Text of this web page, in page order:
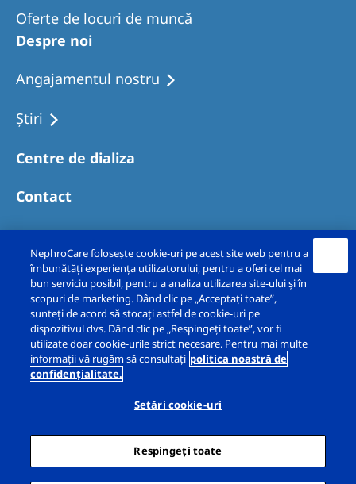
Oferte de locuri de muncă
Despre noi
Angajamentul nostru
Ştiri
Centre de dializa
Contact
Copyright © Fresenius Nephrocare Romania Srl
2026. Toate drepturile rezervate
Politica privind confidențialitatea
Declarație privind modulele cookie
NephroCare folosește cookie-uri pe acest site web pentru a
îmbunătăți experiența utilizatorului, pentru a oferi cel mai
bun serviciu posibil, pentru a analiza utilizarea site-ului și în
scopuri de marketing. Dând clic pe „Acceptați toate”,
sunteți de acord să stocați astfel de cookie-uri pe
dispozitivul dvs. Dând clic pe „Respingeți toate”, vor fi
utilizate doar cookie-urile strict necesare. Pentru mai multe
informații vă rugăm să consultați politica noastră de
confidențialitate.
Setări cookie-uri
Respingeți toate